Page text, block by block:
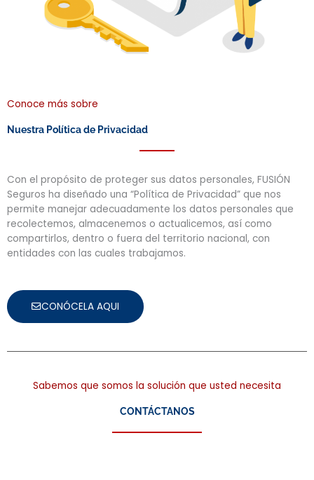
Conoce más sobre
Nuestra Política de Privacidad
Con el propósito de proteger sus datos personales, FUSIÓN
Seguros ha diseñado una “Política de Privacidad” que nos
permite manejar adecuadamente los datos personales que
recolectemos, almacenemos o actualicemos, así como
compartirlos, dentro o fuera del territorio nacional, con
entidades con las cuales trabajamos.
CONÓCELA AQUI
Sabemos que somos la solución que usted necesita
CONTÁCTANOS